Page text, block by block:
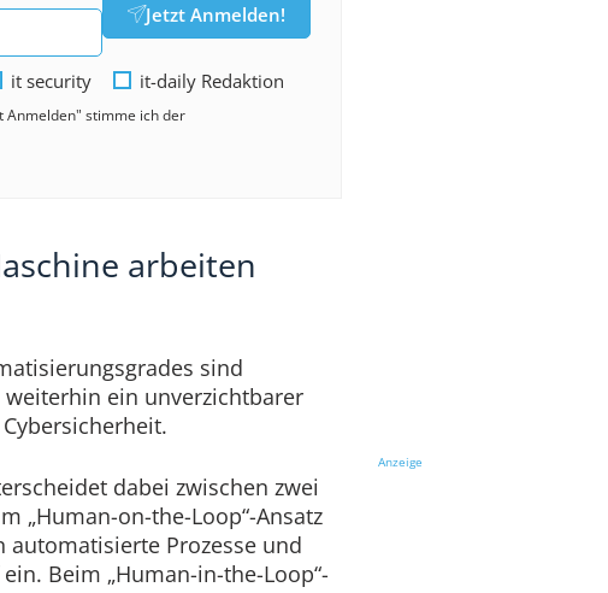
Jetzt Anmelden!
it security it-daily Redaktion
Anmelden" stimme ich der
arbeiten
sind
ein unverzichtbarer
dabei zwischen zwei
„Human-on-the-Loop“-Ansatz
automatisierte Prozesse und
Beim „Human-in-the-Loop“-
Anzeige